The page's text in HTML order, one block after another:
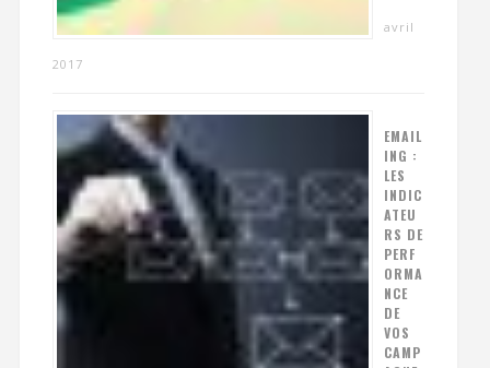
avril
2017
EMAIL
ING :
LES
INDIC
ATEU
RS DE
PERF
ORMA
NCE
DE
VOS
CAMP